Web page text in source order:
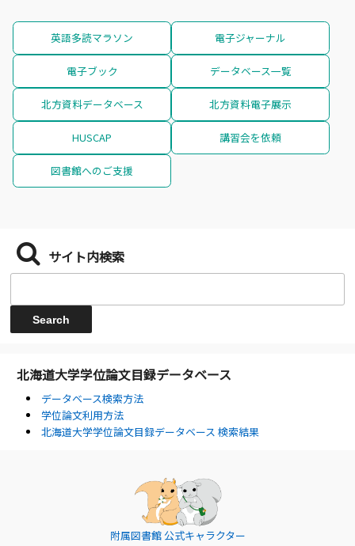
英語多読マラソン 電子ジャーナル
電子ブック データベース一覧
北方資料データベース 北方資料電子展示
HUSCAP 講習会を依頼
図書館へのご支援
サイト内検索
北海道大学学位論文目録データベース
データベース検索方法
学位論文利用方法
北海道大学学位論文目録データベース 検索結果
附属図書館 公式キャラクター